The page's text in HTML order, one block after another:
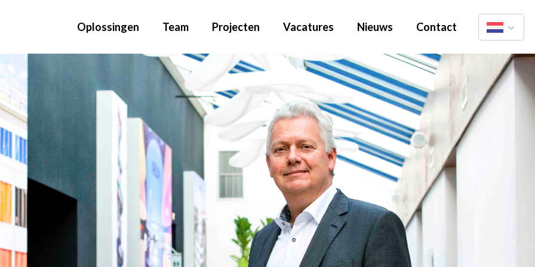
Oplossingen Team Projecten Vacatures Nieuws Contact
Nederlands
English